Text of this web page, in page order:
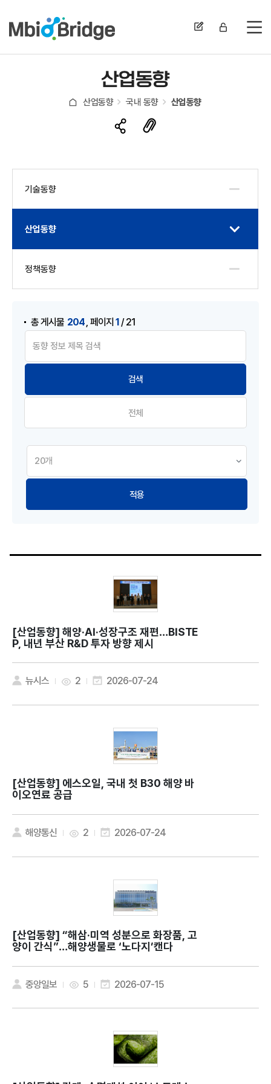
전
산업동향
산업동향 국내 동향 산업동향
기술동향
산업동향
정책동향
총 게시물 204 ,페이지1/ 21
전체
적용
[산업동향]
P, 내년 부산 R&D 투자 방향 제시
뉴시스 2 2026-07-24
[산업동향]
이오연료 공급
해양통신 2 2026-07-24
[산업동향]
양이 간식”…해양생물로 ‘노다지’캔다
중앙일보 5 2026-07-15